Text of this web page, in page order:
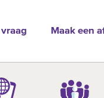
Maak een